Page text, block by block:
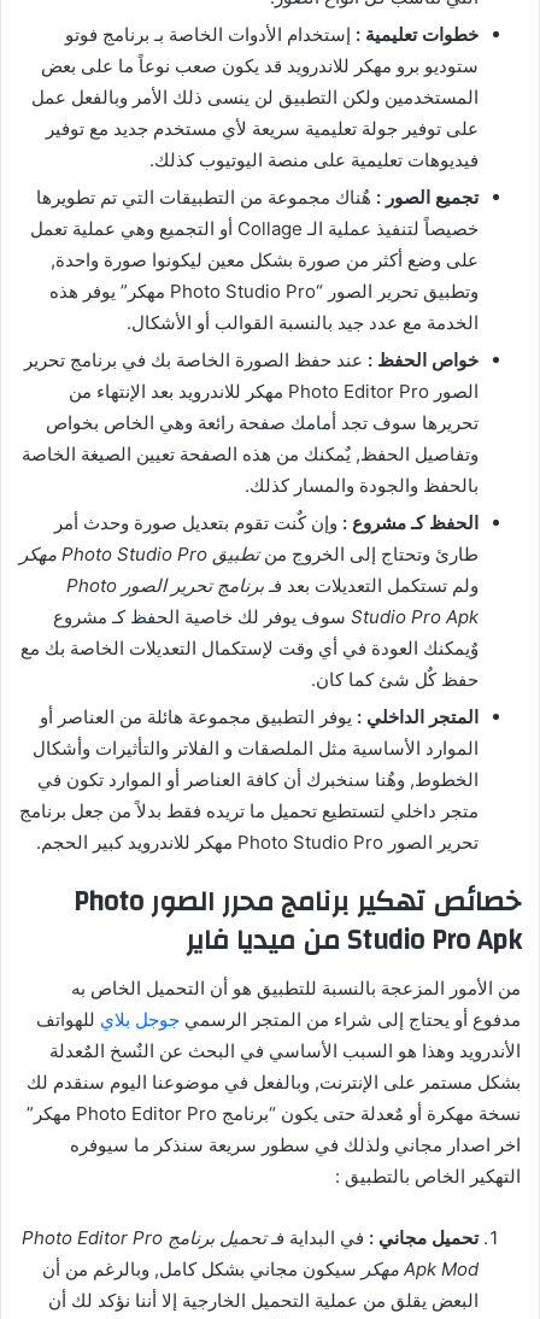
خطوات تعليمية : إستخدام الأدوات الخاصة بـ برنامج فوتو
ستوديو برو مهكر للاندرويد قد يكون صعب نوعاً ما على بعض
المستخدمين ولكن التطبيق لن ينسى ذلك الأمر وبالفعل عمل
على توفير جولة تعليمية سريعة لأي مستخدم جديد مع توفير
فيديوهات تعليمية على منصة اليوتيوب كذلك.
تجميع الصور : هٌناك مجموعة من التطبيقات التي تم تطويرها
خصيصاً لتنفيذ عملية الـ Collage أو التجميع وهي عملية تعمل
على وضع أكثر من صورة بشكل معين ليكونوا صورة واحدة,
وتطبيق تحرير الصور “Photo Studio Pro مهكر” يوفر هذه
الخدمة مع عدد جيد بالنسبة القوالب أو الأشكال.
خواص الحفظ : عند حفظ الصورة الخاصة بك في برنامج تحرير
الصور Photo Editor Pro مهكر للاندرويد بعد الإنتهاء من
تحريرها سوف تجد أمامك صفحة رائعة وهي الخاص بخواص
وتفاصيل الحفظ, يٌمكنك من هذه الصفحة تعيين الصيغة الخاصة
بالحفظ والجودة والمسار كذلك.
الحفظ كـ مشروع : وإن كٌنت تقوم بتعديل صورة وحدث أمر
طارئ وتحتاج إلى الخروج منتطبيق Photo Studio Pro مهكر
ولم تستكمل التعديلات بعد فـ
برنامج تحرير الصور Photo
Studio Pro Apk سوف يوفر لك خاصية الحفظ كـ مشروع
وٌيمكنك العودة في أي وقت لإستكمال التعديلات الخاصة بك مع
حفظ كٌل شئ كما كان.
المتجر الداخلي : يوفر التطبيق مجموعة هائلة من العناصر أو
الموارد الأساسية مثل الملصقات و الفلاتر والتأثيرات وأشكال
الخطوط, وهٌنا سنخبرك أن كافة العناصر أو الموارد تكون في
متجر داخلي لتستطيع تحميل ما تريده فقط بدلاً من جعل برنامج
تحرير الصور Photo Studio Pro مهكر للاندرويد كبير الحجم.
خصائص تهكير برنامج محرر الصور Photo
Studio Pro Apk من ميديا فاير
من الأمور المزعجة بالنسبة للتطبيق هو أن التحميل الخاص به
مدفوع أو يحتاج إلى شراء من المتجر الرسمي جوجل بلاي للهواتف
الأندرويد وهذا هو السبب الأساسي في البحث عن النٌسخ المٌعدلة
بشكل مستمر على الإنترنت, وبالفعل في موضوعنا اليوم سنقدم لك
نسخة مهكرة أو مٌعدلة حتى يكون “برنامج Photo Editor Pro مهكر”
اخر اصدار مجاني ولذلك في سطور سريعة سنذكر ما سيوفره
التهكير الخاص بالتطبيق :
تحميل مجاني : في البداية فـ
تحميل برنامج Photo Editor Pro
Apk Mod مهكر
سيكون مجاني بشكل كامل, وبالرغم من أن
البعض يقلق من عملية التحميل الخارجية إلا أننا نؤكد لك أن